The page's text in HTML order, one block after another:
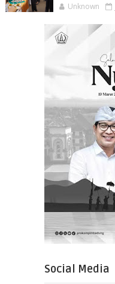
Unknown
Social Media